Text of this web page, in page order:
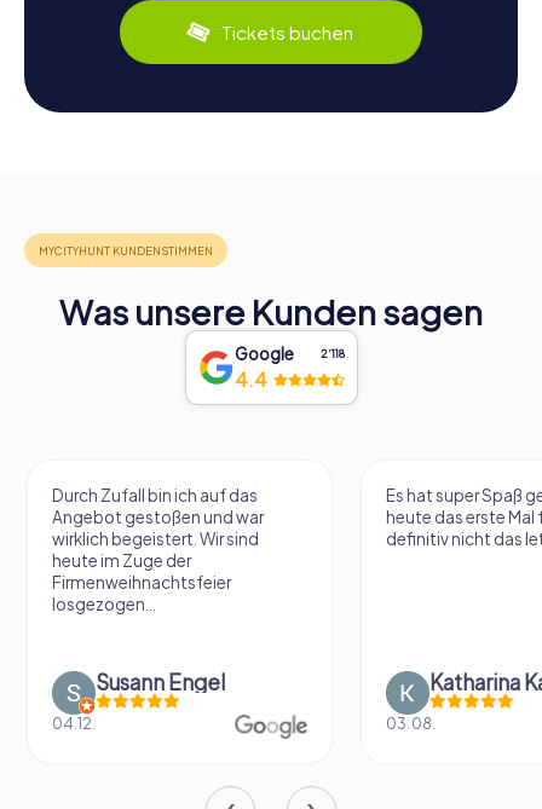
Tickets buchen
Was unsere Kunden sagen
Google 2‘118
4.4
Durch Zufall bin ich auf das
Angebot gestoßen und war
wirklich begeistert. Wir sind
heute im Zuge der
Firmenweihnachtsfeier
losgezogen...
Susann Engel
04.12.
Es hat super Spaß
heute das erste Mal
definitiv nicht das
Katharina
03.08.